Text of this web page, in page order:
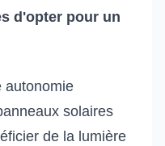
d'opter pour un
autonomie
solaires
de la lumière